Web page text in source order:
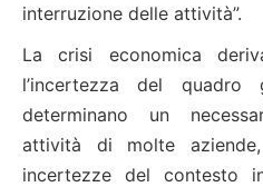
interruzione delle attività”.
La crisi economica
l’incertezza del quadro
determinano un
attività di molte
incertezze del contesto